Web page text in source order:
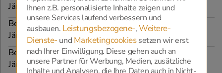
Jänner bis Dezember
Beratungstag in der Bestattung Edelmann, 1230
Jänner bis Dezember
Beratungstag in der Bestattung EX-YU, 1120
Jänner bis Dezember
Ihnen z.B. personalisierte Inhalte zeigen und
unsere Services laufend verbessern und
ausbauen. Leistungsbezogene-,Weitere-
Dienste- und Marketingcookiessetzen wir erst
nach Ihrer Einwilligung. Diese gehen auch an
unsere Partner für Werbung, Medien, zusätzliche